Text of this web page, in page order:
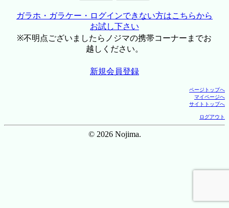
ガラホ・ガラケー・ログインできない方はこちらから
お試し下さい
※不明点ございましたらノジマの携帯コーナーまでお
越しください。
新規会員登録
ページトップへ
マイページへ
サイトトップへ
ログアウト
© 2026 Nojima.